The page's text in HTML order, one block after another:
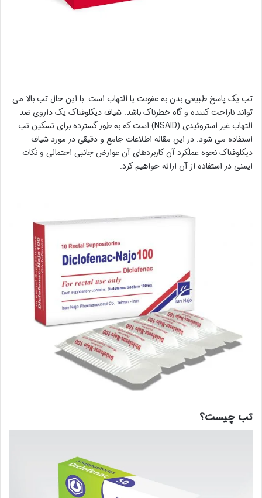
تب یک پاسخ طبیعی بدن به عفونت یا التهاب است. با این حال تب بالا می
تواند ناراحت کننده و گاه خطرناک باشد. شیاف دیکلوفناک یک داروی ضد
التهاب غیر استروئیدی (NSAID) است که به طور گسترده برای تسکین تب
استفاده می شود. در این مقاله اطلاعات جامع و دقیقی در مورد شیاف
دیکلوفناک نحوه عملکرد آن کاربردهای آن عوارض جانبی احتمالی و نکات
ایمنی در استفاده از آن ارائه خواهیم کرد.
تب چیست؟